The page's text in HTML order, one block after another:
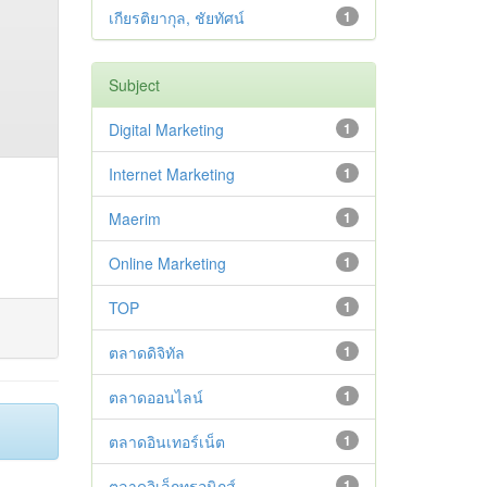
1
เกียรติยากุล, ชัยทัศน์
Subject
1
Digital Marketing
1
Internet Marketing
1
Maerim
1
Online Marketing
1
TOP
1
ตลาดดิจิทัล
1
ตลาดออนไลน์
1
ตลาดอินเทอร์เน็ต